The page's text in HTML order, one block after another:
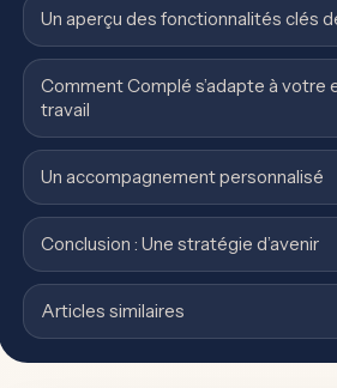
Un aperçu des fonctionnalités clés
Comment Complé s’adapte à votre
travail
Un accompagnement personnalisé
Conclusion : Une stratégie d’avenir
Articles similaires